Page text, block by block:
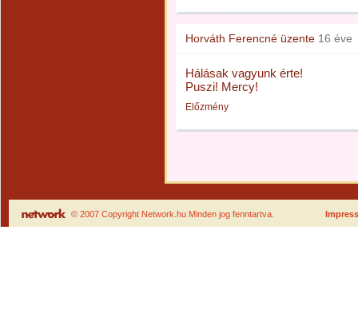
Horváth Ferencné üzente 16 éve
Hálásak vagyunk érte!
Puszi! Mercy!
Előzmény
© 2007 Copyright Network.hu Minden jog fenntartva.